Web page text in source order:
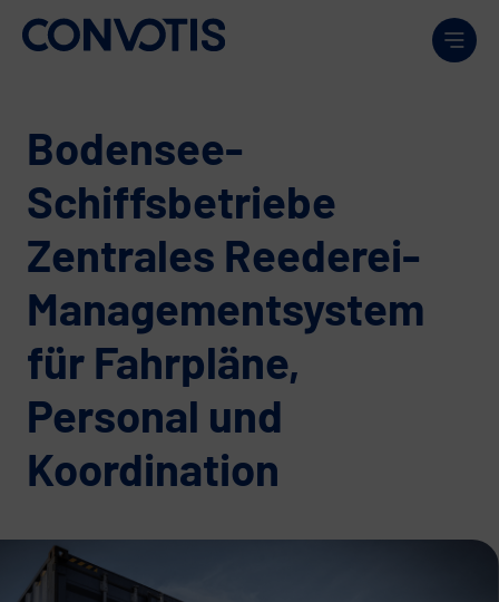
Weiter zum Inhalt
Bodensee-
Schiffsbetriebe
Zentrales Reederei-
Managementsystem
für Fahrpläne,
Personal und
Koordination